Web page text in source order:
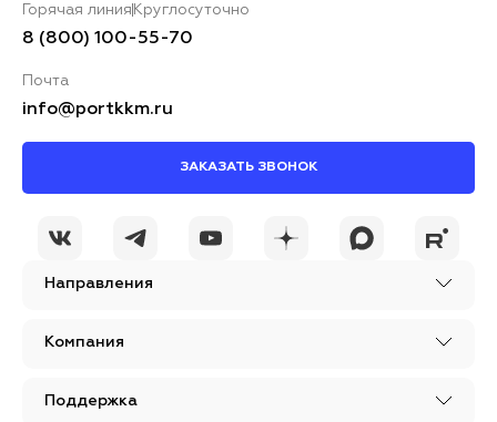
Направления
Компания
Поддержка
Горячая линия Круглосуточно
8 (800) 100-55-70
Почта
info@portkkm.ru
ЗАКАЗАТЬ ЗВОНОК